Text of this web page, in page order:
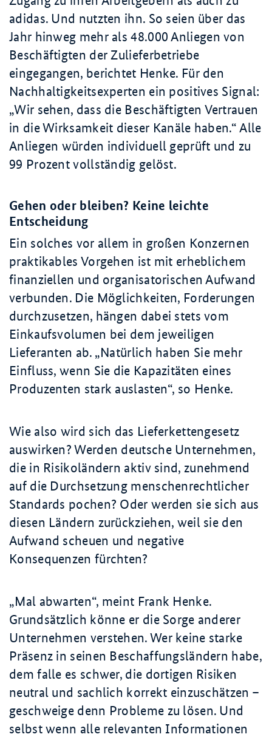
adidas. Und nutzten ihn. So seien über das
Jahr hinweg mehr als48.000 Anliegen von
Beschäftigten der Zulieferbetriebe
eingegangen, berichtet Henke. Für den
Nachhaltigkeitsexperten ein positives Signal:
Wir sehen, dass die Beschäftigten Vertrauen
in die Wirksamkeit dieser Kanäle haben. Alle
Anliegen würden individuell geprüft und zu
99 Prozent vollständig gelöst.
Gehen oder bleiben? Keine leichte
Entscheidung
Ein solches vor allem in großen Konzernen
praktikables Vorgehen ist mit erheblichem
finanziellen und organisatorischen Aufwand
verbunden. Die Möglichkeiten, Forderungen
durchzusetzen, hängen dabei stets vom
Einkaufsvolumen bei dem jeweiligen
Lieferanten ab.
Natürlich haben Sie mehr
Einfluss, wenn Sie die Kapazitäten eines
Produzenten stark auslasten , so Henke.
Wie also wird sich das Lieferkettengesetz
auswirken? Werden deutsche Unternehmen,
die in Risikoländern aktiv sind, zunehmend
auf die Durchsetzung menschenrechtlicher
Standards pochen? Oder werden sie sich aus
diesen Ländern zurückziehen, weil sie den
Aufwand scheuen und negative
Konsequenzen fürchten?
Mal abwarten , meint Frank Henke.
Grundsätzlich könne er die Sorge anderer
Unternehmen verstehen. Wer keine starke
Präsenz in seinen Beschaffungsländern habe,
dem falle es schwer, die dortigen Risiken
neutral und sachlich korrekt einzuschätzen –
geschweige denn Probleme zu lösen. Und
selbst wenn alle relevanten Informationen